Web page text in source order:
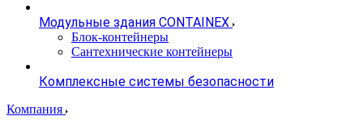
Модульные здания CONTAINEX
Блок-контейнеры
Сантехнические контейнеры
Комплексные системы безопасности
Компания